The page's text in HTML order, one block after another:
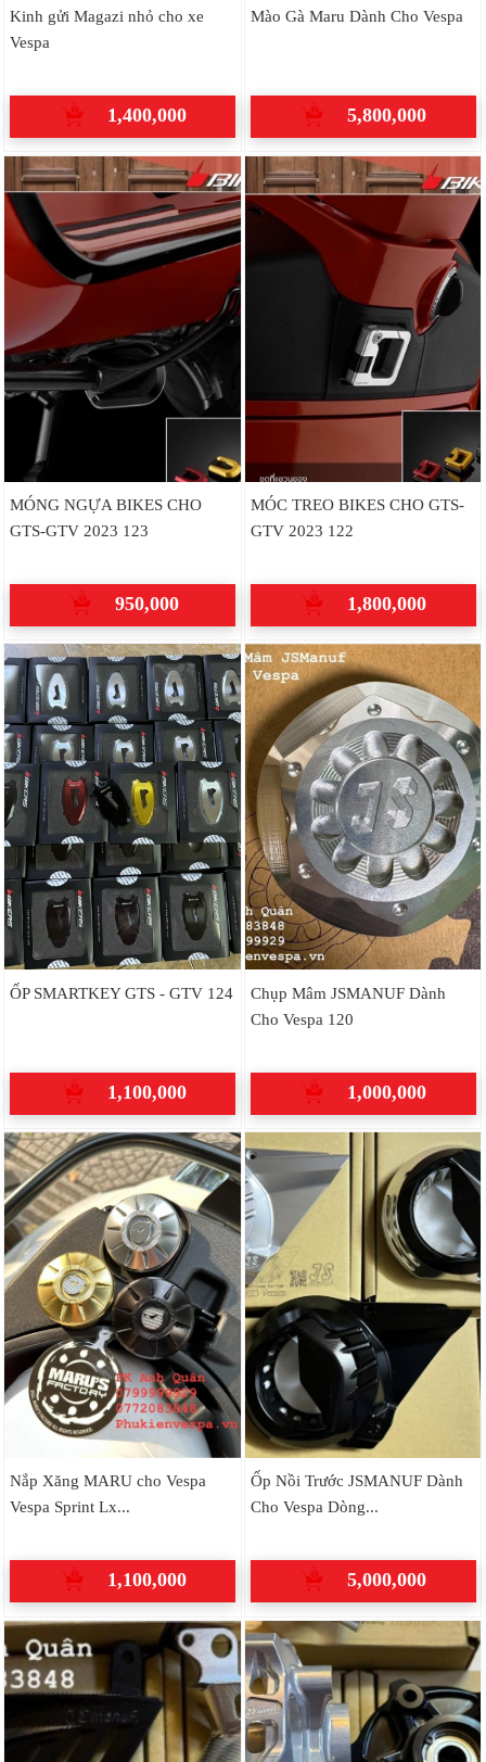
Kinh gửi Magazi nhỏ cho xe
Vespa
1,400,000
Mào Gà Maru Dành Cho Vespa
5,800,000
MÓNG NGỰA BIKES CHO
GTS-GTV 2023 123
950,000
MÓC TREO BIKES CHO GTS-
GTV 2023 122
1,800,000
ỐP SMARTKEY GTS - GTV 124
1,100,000
Chụp Mâm JSMANUF Dành
Cho Vespa 120
1,000,000
Nắp Xăng MARU cho Vespa
Vespa Sprint Lx...
1,100,000
Ốp Nồi Trước JSMANUF Dành
Cho Vespa Dòng...
5,000,000